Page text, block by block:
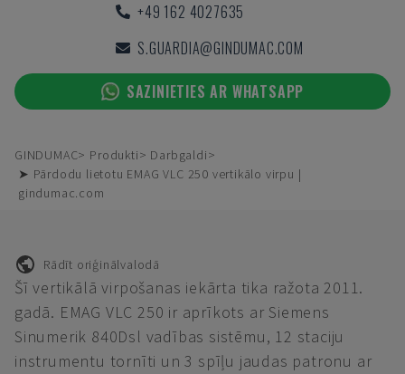
+49 162 4027635
S.GUARDIA@GINDUMAC.COM
SAZINIETIES AR WHATSAPP
GINDUMAC Produkti
Darbgaldi
➤ Pārdodu lietotu EMAG VLC 250 vertikālo virpu |
gindumac.com
Rādīt oriģinālvalodā
Šī vertikālā virpošanas iekārta tika ražota 2011.
gadā. EMAG VLC 250 ir aprīkots ar Siemens
Sinumerik 840Dsl vadības sistēmu, 12 staciju
instrumentu tornīti un 3 spīļu jaudas patronu ar